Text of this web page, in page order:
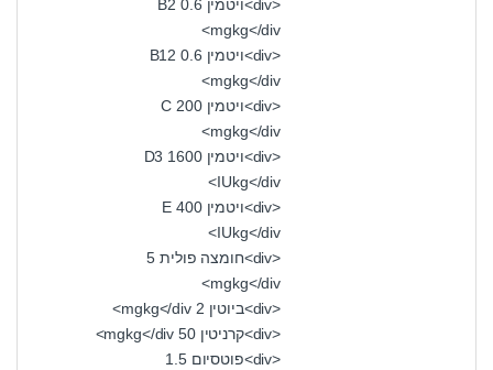
<div>ויטמין B2 0.6
mgkg</div>
<div>ויטמין B12 0.6
mgkg</div>
<div>ויטמין C 200
mgkg</div>
<div>ויטמין D3 1600
IUkg</div>
<div>ויטמין E 400
IUkg</div>
<div>חומצה פולית 5
mgkg</div>
<div>ביוטין 2 mgkg</div>
<div>קרניטין 50 mgkg</div>
<div>פוטסיום 1.5